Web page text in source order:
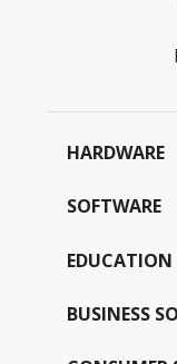
HARDWARE
SOFTWARE
BUSINESS